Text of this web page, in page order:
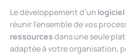
Le développement d’un
réunir l’ensemble de vos
ressourcesdans une seule
adaptée à votre organisation,